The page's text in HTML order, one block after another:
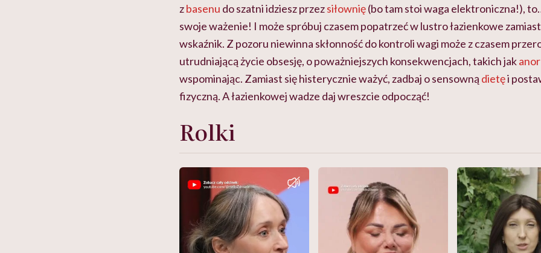
zbasenu do szatni idziesz przezsiłownię(bo tam stoi waga elektroniczna!),
swoje ważenie! I może spróbuj czasem popatrzeć w lustro łazienkowe
wskaźnik. Z pozoru niewinna skłonność do kontroli wagi może z czasem
utrudniającą życie obsesję, o poważniejszych konsekwencjach, takich jak
wspominając. Zamiast się histerycznie ważyć, zadbaj o sensowną dietęi
fizyczną. A łazienkowej wadze daj wreszcie odpocząć!
Rolki